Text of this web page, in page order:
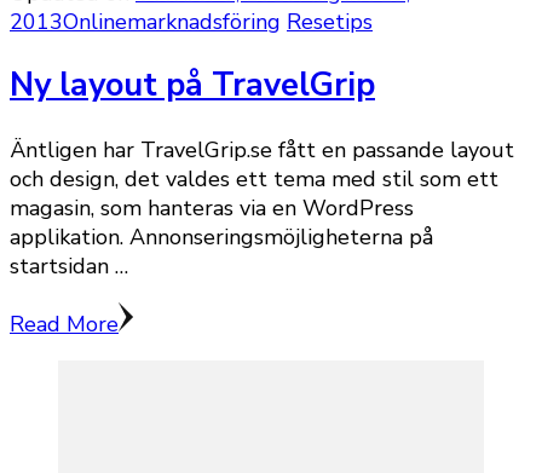
2013Onlinemarknadsföring Resetips
Ny layout på TravelGrip
Äntligen har TravelGrip.se fått en passande layout
och design, det valdes ett tema med stil som ett
magasin, som hanteras via en WordPress
applikation. Annonseringsmöjligheterna på
startsidan …
Read More